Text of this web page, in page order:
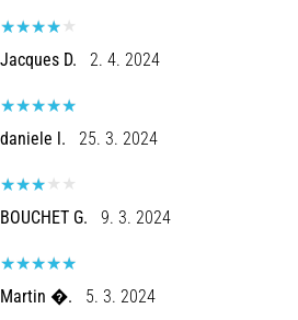
Jacques D. 2. 4. 2024
daniele l. 25. 3. 2024
BOUCHET G. 9. 3. 2024
Martin �. 5. 3. 2024